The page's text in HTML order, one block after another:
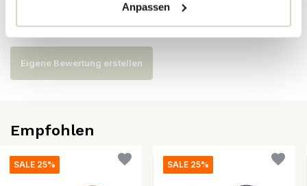
Anpassen
Es wurden noch keine Bewertungen für dieses Produkt
abgegeben..
Eigene Bewertung erstellen
Empfohlen
SALE 25% SALE 25%